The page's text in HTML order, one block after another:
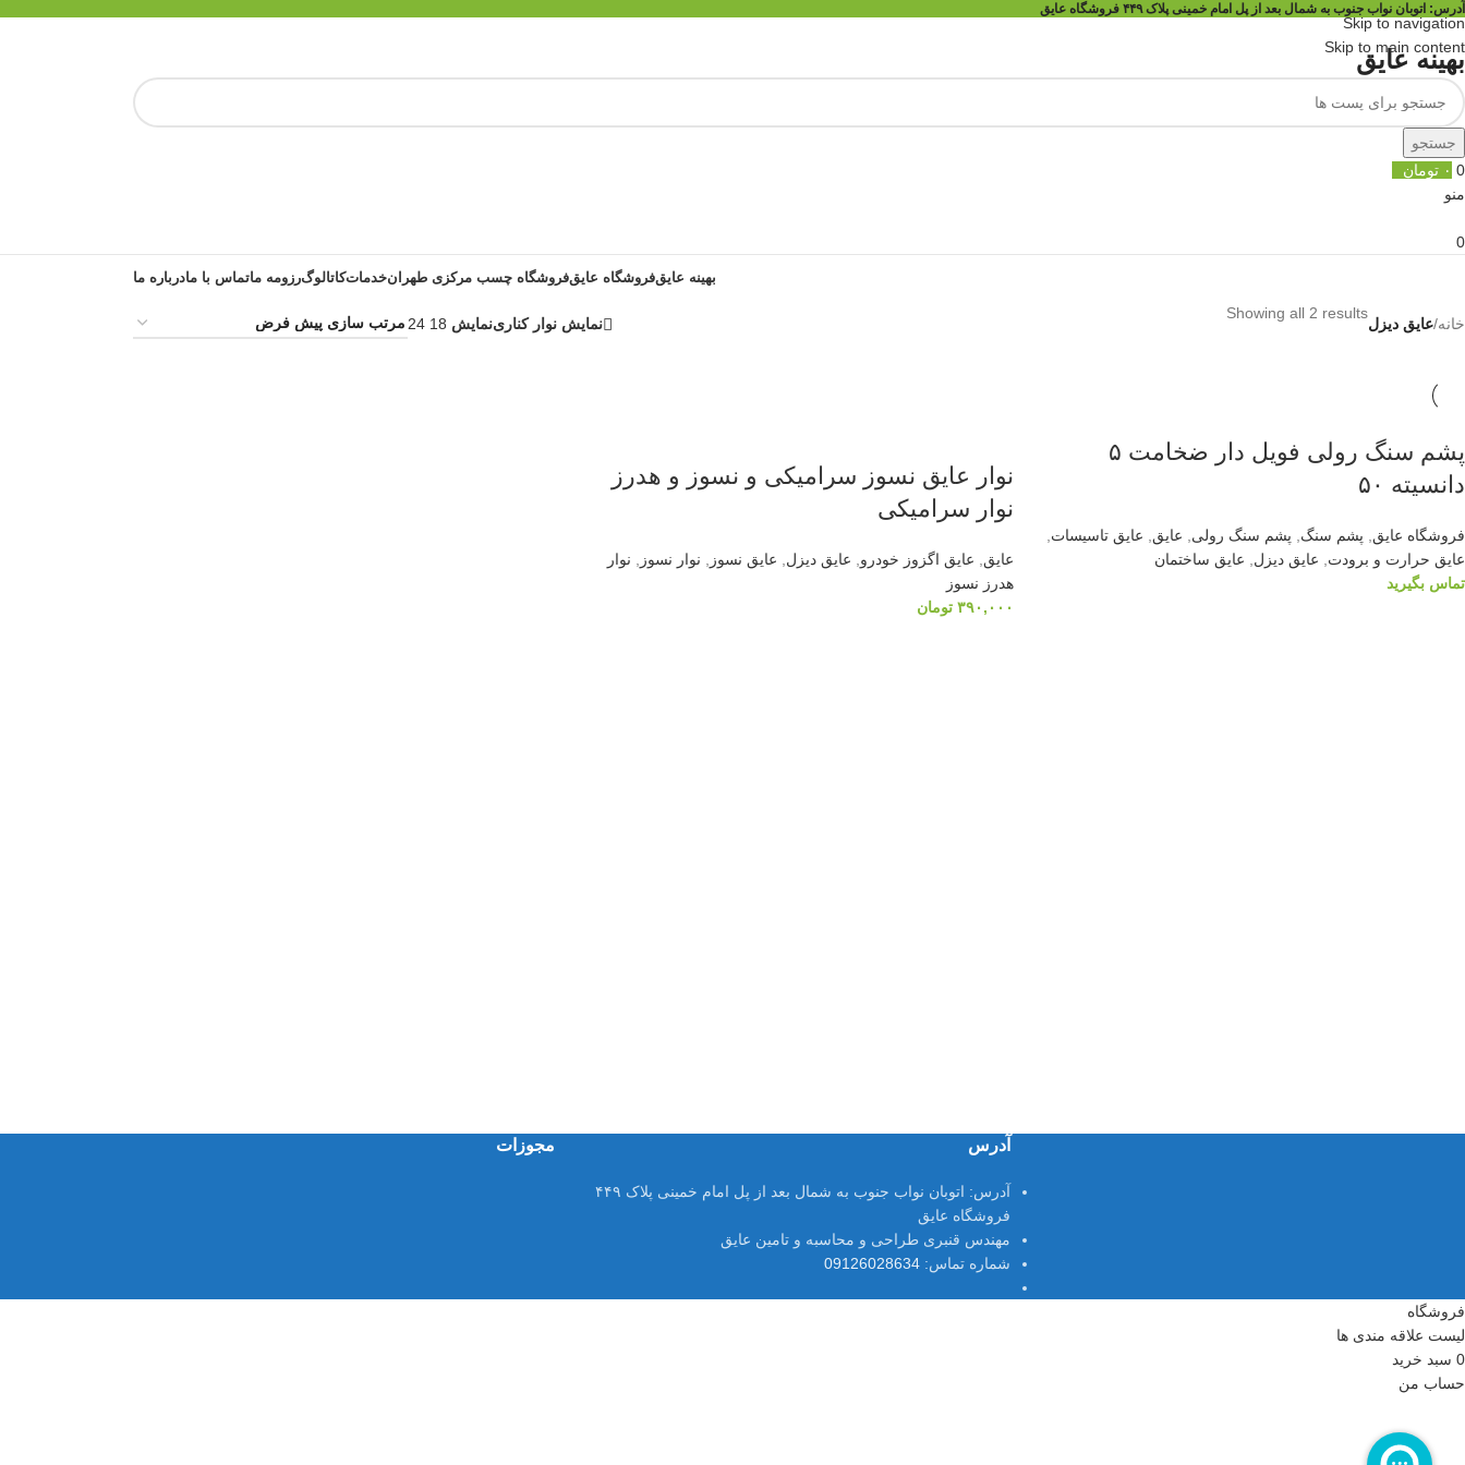
Skip to navigation
Skip to main content
آدرس: اتوبان نواب جنوب به شمال بعد از پل امام خمینی پلاک ۴۴۹ فروشگاه عایق
بهینه عایق
جستجو
0 ۰ تومان
منو
0
بهینه عایقفروشگاه عایقفروشگاه چسب مرکزی طهرانخدماتکاتالوگرزومه ماتماس با مادرباره ما
خانه/عایق دیزل
Showing all 2 results
نمایش نوار کنارینمایش 18
24
پشم سنگ رولی فویل دار ضخامت ۵
دانسیته ۵۰
فروشگاه عایق پشم سنگ پشم سنگ رولی عایق عایق تاسیسات
عایق حرارت و برودت
عایق دیزل
عایق ساختمان
تماس بگیرید
نوار عایق نسوز سرامیکی و نسوز و هدرز
نوار سرامیکی
عایق عایق اگزوز خودرو عایق دیزل عایق نسوز نوار نسوز
نوار
هدرز نسوز
۳۹۰,۰۰۰ تومان
آدرس
آدرس:
اتوبان نواب جنوب به شمال بعد از پل امام خمینی پلاک ۴۴۹
فروشگاه عایق
مهندس قنبری طراحی و محاسبه و تامین عایق
شماره تماس:09126028634
مجوزات
فروشگاه
لیست علاقه مندی ها
0 سبد خرید
حساب من